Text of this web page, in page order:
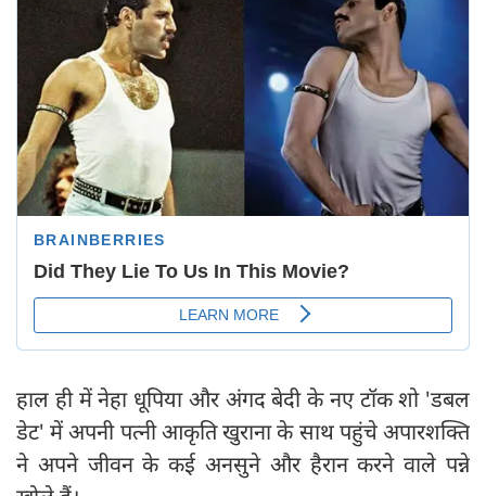
हाल ही में नेहा धूपिया और अंगद बेदी के नए टॉक शो 'डबल
डेट' में अपनी पत्नी आकृति खुराना के साथ पहुंचे अपारशक्ति
ने अपने जीवन के कई अनसुने और हैरान करने वाले पन्ने